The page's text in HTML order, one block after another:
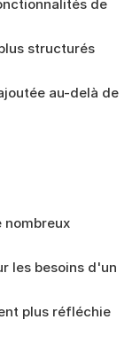
de
structurés
au-delà de
les besoins d'un
plus réfléchie